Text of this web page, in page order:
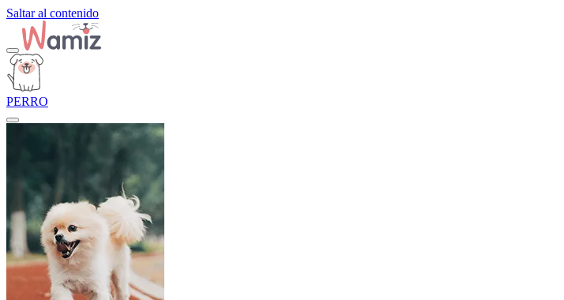
Saltar al contenido
PERRO